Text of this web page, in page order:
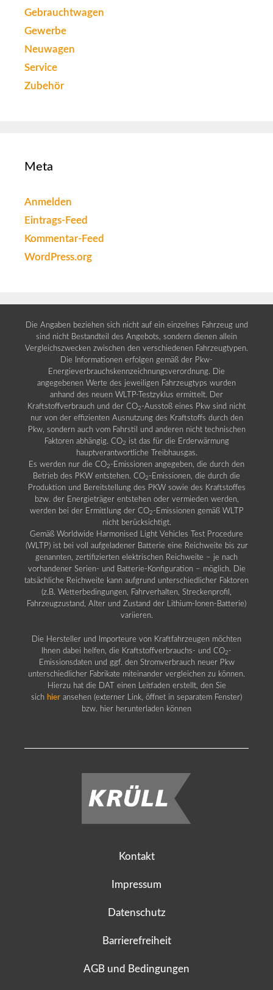
Gebrauchtwagen
Gewerbe
Neuwagen
Service
Zubehör
Meta
Anmelden
Eintrags-Feed
Kommentar-Feed
WordPress.org
Die Angaben beziehen sich nicht auf ein einzelnes Fahrzeug und
sind nicht Bestandteil des Angebots, sondern dienen allein
Vergleichszwecken zwischen den verschiedenen Fahrzeugtypen.
Die Informationen erfolgen gemäß der Pkw-
Energieverbrauchskennzeichnungsverordnung. Die
angegebenen Werte des jeweiligen Fahrzeugtyps wurden
anhand des neuen WLTP-Testzyklus ermittelt. Der
Kraftstoffverbrauch und der CO2 -Ausstoß eines Pkw sind nicht
nur von der effizienten Ausnutzung des Kraftstoffs durch den
Pkw, sondern auch vom Fahrstil und anderen nicht technischen
Faktoren abhängig. CO2 ist das für die Erderwärmung
hauptverantwortliche Treibhausgas.
Es werden nur die CO2 -Emissionen angegeben, die durch den
Betrieb des PKW entstehen. CO2 -Emissionen, die durch die
Produktion und Bereitstellung des PKW sowie des Kraftstoffes
bzw. der Energieträger entstehen oder vermieden werden,
werden bei der Ermittlung der CO2 -Emissionen gemäß WLTP
nicht berücksichtigt.
Gemäß Worldwide Harmonised Light Vehicles Test Procedure
(WLTP) ist bei voll aufgeladener Batterie eine Reichweite bis zur
genannten, zertifizierten elektrischen Reichweite – je nach
vorhandener Serien- und Batterie-Konfiguration – möglich. Die
tatsächliche Reichweite kann aufgrund unterschiedlicher Faktoren
(z.B. Wetterbedingungen, Fahrverhalten, Streckenprofil,
Fahrzeugzustand, Alter und Zustand der Lithium-Ionen-Batterie)
variieren.
Die Hersteller und Importeure von Kraftfahrzeugen möchten
Ihnen dabei helfen, die Kraftstoffverbrauchs- und CO2 -
Emissionsdaten und ggf. den Stromverbrauch neuer Pkw
unterschiedlicher Fabrikate miteinander vergleichen zu können.
Hierzu hat die DAT einen Leitfaden erstellt, den Sie
sich hier ansehen (externer Link, öffnet in separatem Fenster)
bzw. hier herunterladen können
Kontakt
Impressum
Datenschutz
Barrierefreiheit
AGB und Bedingungen